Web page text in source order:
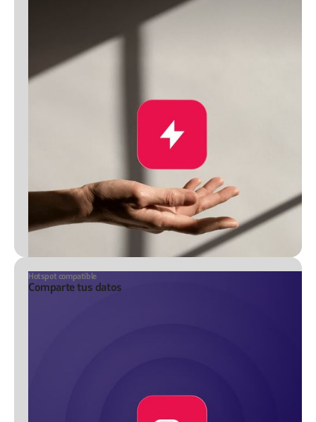
Hotspot compatible
Comparte tus datos